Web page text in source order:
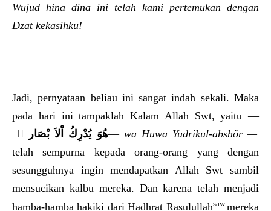
Wujud hina dina ini telah kami pertemukan dengan
Dzat kekasihku!
Jadi, pernyataan beliau ini sangat indah sekali. Maka
pada hari ini tampaklah Kalam Allah Swt, yaitu —
َهُوَ يُدْرِكُ اْلاَ بْصَار— wa Huwa Yudrikul-abshôr —
telah sempurna kepada orang-orang yang dengan
sesungguhnya ingin mendapatkan Allah Swt sambil
mensucikan kalbu mereka. Dan karena telah menjadi
hamba-hamba hakiki dari Hadhrat Rasulullahsawmereka